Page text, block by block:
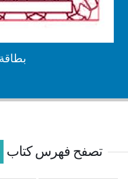
تصفح فهرس كتاب